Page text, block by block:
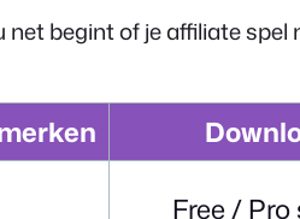
begint of je affiliate spel
Free /